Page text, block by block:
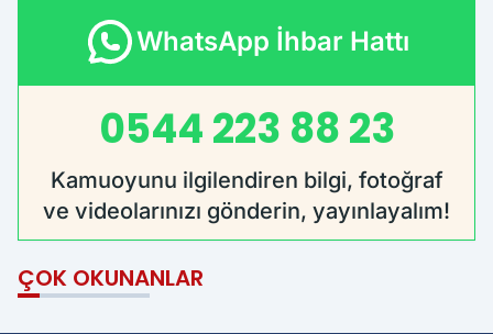
WhatsApp İhbar Hattı
0544 223 88 23
Kamuoyunu ilgilendiren bilgi, fotoğraf
ve videolarınızı gönderin, yayınlayalım!
ÇOK OKUNANLAR